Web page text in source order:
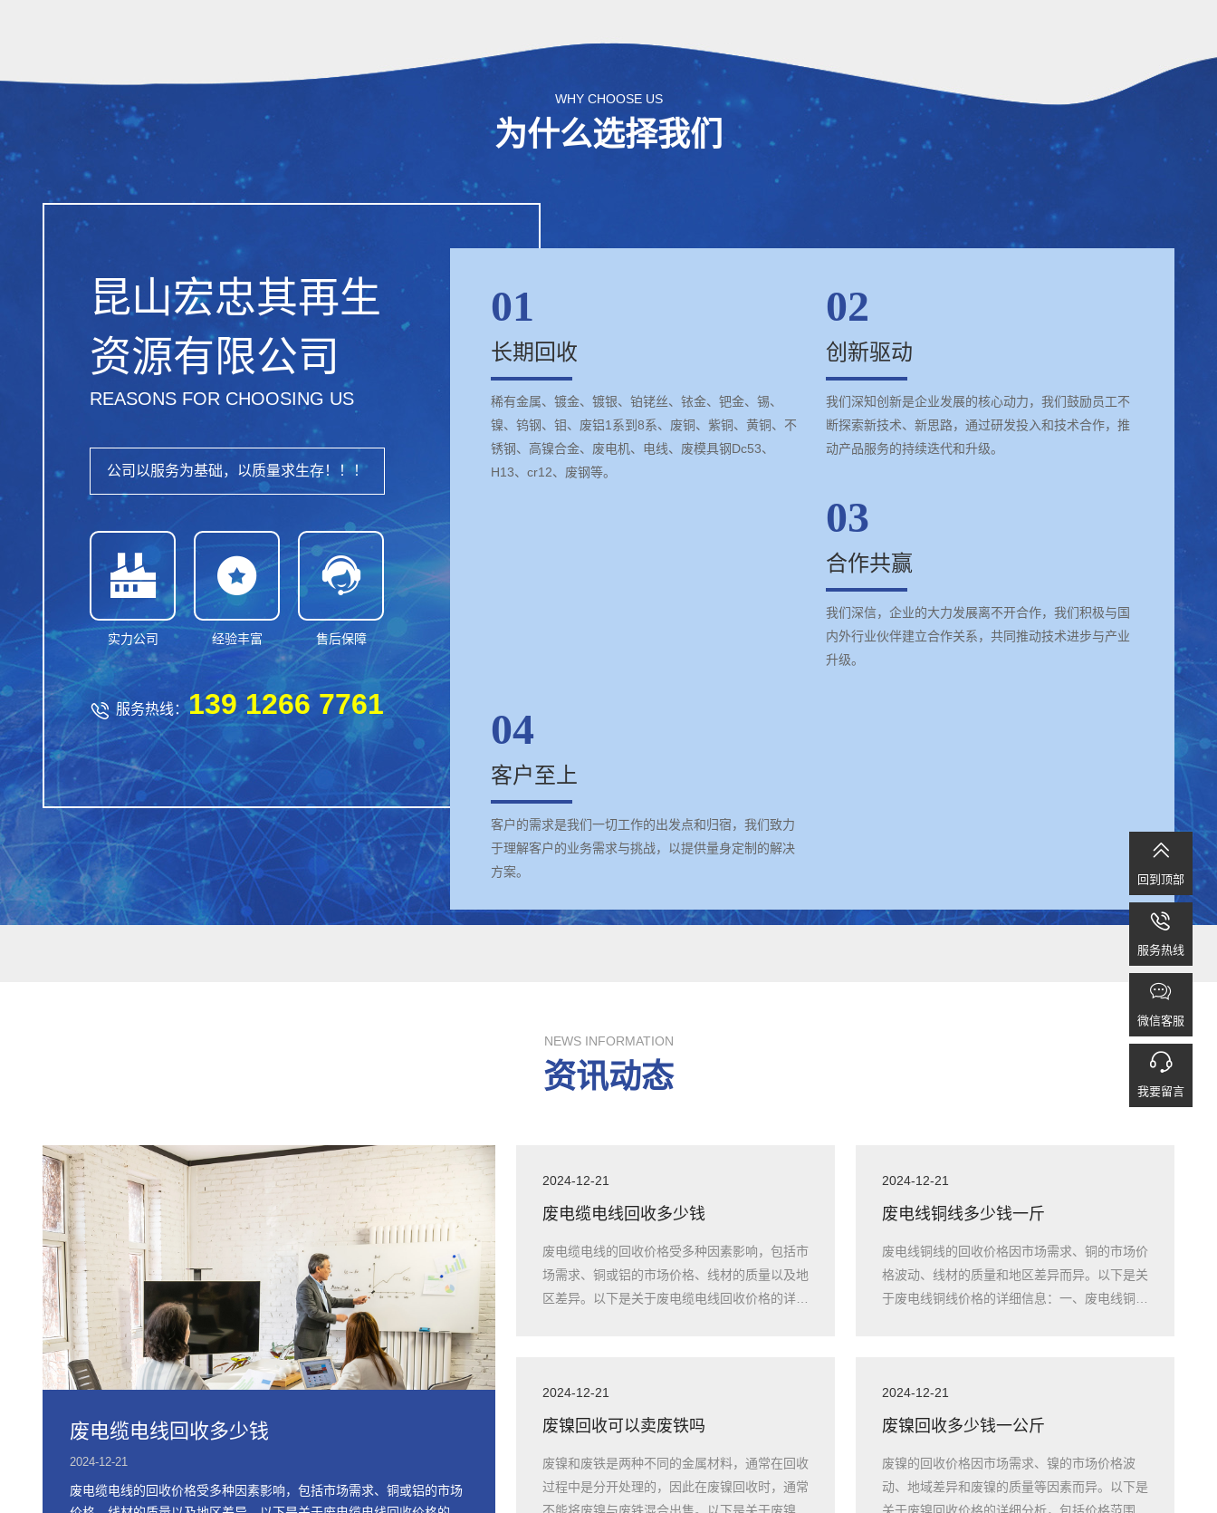
WHY CHOOSE US
为什么选择我们
昆山宏忠其再生
资源有限公司
REASONS FOR CHOOSING US
公司以服务为基础，以质量求生存！！！

实力公司

经验丰富

售后保障
 服务热线：139 1266 7761
01
长期回收
稀有金属、镀金、镀银、铂铑丝、铱金、钯金、锡、
镍、钨钢、钼、废铝1系到8系、废铜、紫铜、黄铜、不
锈钢、高镍合金、废电机、电线、废模具钢Dc53、
H13、cr12、废钢等。
02
创新驱动
我们深知创新是企业发展的核心动力，我们鼓励员工不
断探索新技术、新思路，通过研发投入和技术合作，推
动产品服务的持续迭代和升级。
03
合作共赢
我们深信，企业的大力发展离不开合作，我们积极与国
内外行业伙伴建立合作关系，共同推动技术进步与产业
升级。
04
客户至上
客户的需求是我们一切工作的出发点和归宿，我们致力
于理解客户的业务需求与挑战，以提供量身定制的解决
方案。
NEWS INFORMATION
资讯动态
废电缆电线回收多少钱
2024-12-21
废电缆电线的回收价格受多种因素影响，包括市场需求、铜或铝的市场
2024-12-21
废电缆电线回收多少钱
废电缆电线的回收价格受多种因素影响，包括市
场需求、铜或铝的市场价格、线材的质量以及地
区差异。以下是关于废电缆电线回收价格的详细
2024-12-21
废电线铜线多少钱一斤
废电线铜线的回收价格因市场需求、铜的市场价
格波动、线材的质量和地区差异而异。以下是关
于废电线铜线价格的详细信息：一、废电线铜线
2024-12-21
废镍回收可以卖废铁吗
废镍和废铁是两种不同的金属材料，通常在回收
过程中是分开处理的，因此在废镍回收时，通常
2024-12-21
废镍回收多少钱一公斤
废镍的回收价格因市场需求、镍的市场价格波
动、地域差异和废镍的质量等因素而异。以下是

回到顶部

服务热线

微信客服

我要留言